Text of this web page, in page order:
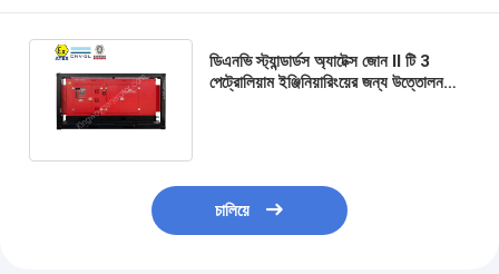
ডিএনভি স্ট্যান্ডার্ডস অ্যাটেক্স জোন II টি 3
পেট্রোলিয়াম ইঞ্জিনিয়ারিংয়ের জন্য উত্তোলন
চালিয়ে